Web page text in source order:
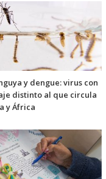
y dengue: virus con
distinto al que circula
y África